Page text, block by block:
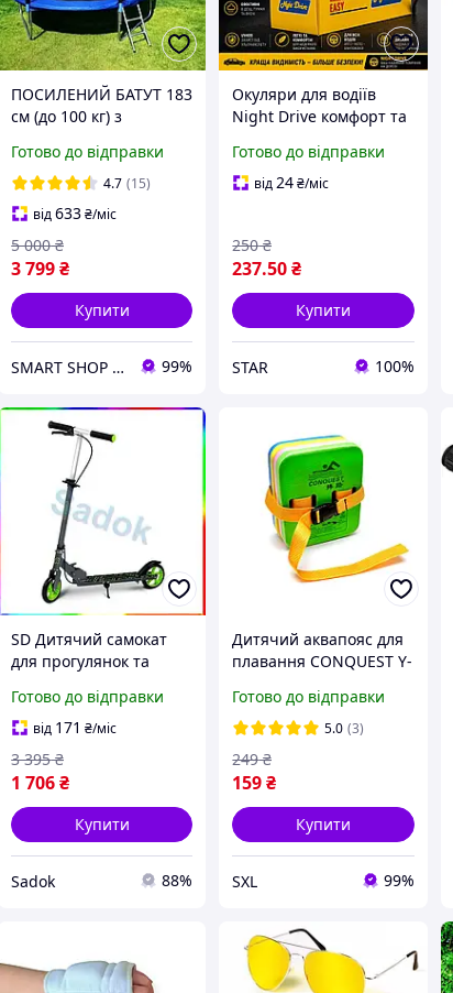
ПОСИЛЕНИЙ БАТУТ 183
см (до 100 кг) з
Безпека та комфорт
для вашої дитини!
Готово до відправки
4.7 (15)
від633₴/міс
3 799₴
5 000 ₴
Купити
SMART SHOP l "Товари для дому та активного відпочинку" 99%
Окуляри для водіїв
Night Drive комфорт та
Готово до відправки
від24₴/міс
237.50₴
250 ₴
Купити
STAR 100%
SD Дитячий самокат
для прогулянок та
сіро-зелений Sadok top
характеристики
безпеки та комфорту
Sad-03
Готово до відправки
від 171 ₴/міс
1 706₴
3 395 ₴
Купити
Sadok 88%
Дитячий аквапояс для
плавання CONQUEST Y-
від SNS для безпеки та
комфорту у воді
Готово до відправки
5.0 (3)
159₴
249 ₴
Купити
SXL 99%